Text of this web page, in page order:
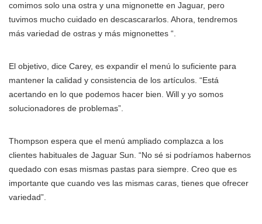
comimos solo una ostra y una mignonette en Jaguar, pero
tuvimos mucho cuidado en descascararlos. Ahora, tendremos
más variedad de ostras y más mignonettes “.
El objetivo, dice Carey, es expandir el menú lo suficiente para
mantener la calidad y consistencia de los artículos. “Está
acertando en lo que podemos hacer bien. Will y yo somos
solucionadores de problemas”.
Thompson espera que el menú ampliado complazca a los
clientes habituales de Jaguar Sun. “No sé si podríamos habernos
quedado con esas mismas pastas para siempre. Creo que es
importante que cuando ves las mismas caras, tienes que ofrecer
variedad”.